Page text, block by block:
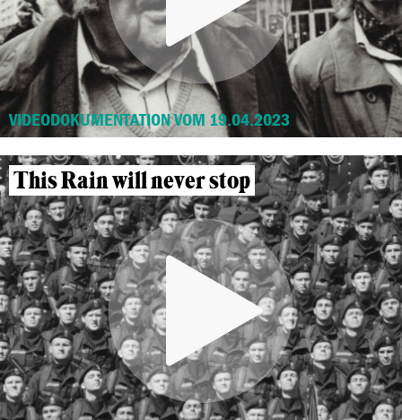
VIDEODOKUMENTATION VOM 19.04.2023
This Rain will never stop